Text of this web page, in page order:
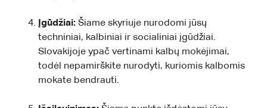
Įgūdžiai: Šiame skyriuje nurodomi jūsų
techniniai, kalbiniai ir socialiniai įgūdžiai.
Slovakijoje ypač vertinami kalbų mokėjimai,
todėl nepamirškite nurodyti, kuriomis kalbomis
mokate bendrauti.